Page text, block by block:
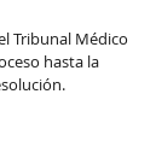
Tribunal Médico
hasta la